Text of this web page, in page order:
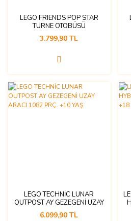
LEGO FRIENDS POP STAR
TURNE OTOBÜSÜ
3.799,90 TL
LEGO TECHNİC LUNAR
OUTPOST AY GEZEGENİ UZAY
ARACI 1082 PRÇ. +10 YAŞ
6.099,90 TL